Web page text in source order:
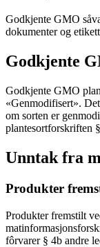
Godkjente GMO
dokumenter og
Godkjente
Godkjente GMO
«Genmodifisert».
om sorten er
plantesortforskriften
Unntak fra
Produkter
Produkter fremstilt
fôrvarer § 4b andre